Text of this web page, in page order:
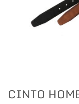
CINTO